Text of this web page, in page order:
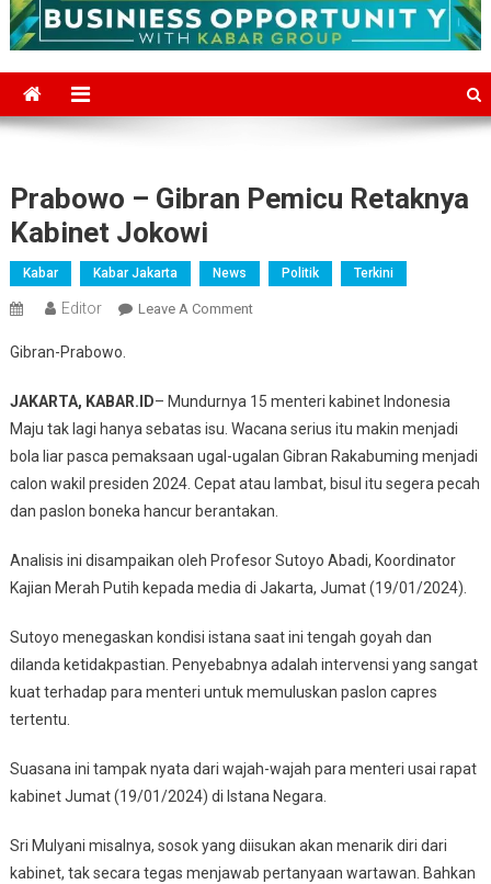
Prabowo – Gibran Pemicu Retaknya
Kabinet Jokowi
Kabar Kabar Jakarta News Politik Terkini
Editor Leave A CommentOn
Pemicu
Retaknya
Kabinet
Jokowi
Gibran-Prabowo.
JAKARTA, KABAR.ID– Mundurnya 15 menteri kabinet Indonesia
Maju tak lagi hanya sebatas isu. Wacana serius itu makin menjadi
bola liar pasca pemaksaan ugal-ugalan Gibran Rakabuming menjadi
calon wakil presiden 2024. Cepat atau lambat, bisul itu segera pecah
dan paslon boneka hancur berantakan.
Analisis ini disampaikan oleh Profesor Sutoyo Abadi, Koordinator
Kajian Merah Putih kepada media di Jakarta, Jumat (19/01/2024).
Sutoyo menegaskan kondisi istana saat ini tengah goyah dan
dilanda ketidakpastian. Penyebabnya adalah intervensi yang sangat
kuat terhadap para menteri untuk memuluskan paslon capres
tertentu.
Suasana ini tampak nyata dari wajah-wajah para menteri usai rapat
kabinet Jumat (19/01/2024) di Istana Negara.
Sri Mulyani misalnya, sosok yang diisukan akan menarik diri dari
kabinet, tak secara tegas menjawab pertanyaan wartawan. Bahkan